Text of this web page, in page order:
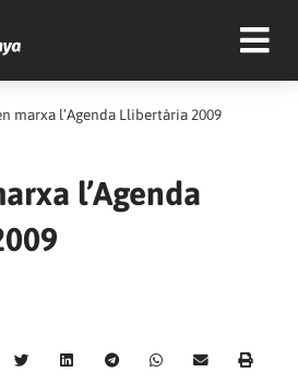
marxa l’Agenda Llibertària 2009
l’Agenda